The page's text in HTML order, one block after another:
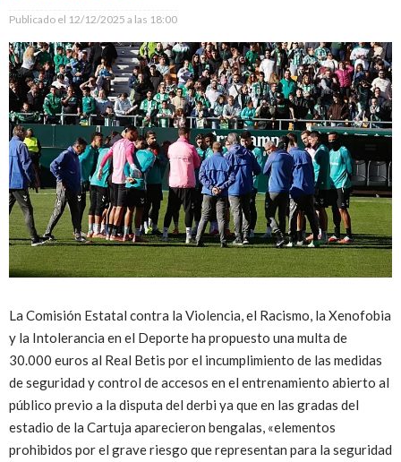
Publicado el 12/12/2025 a las 18:00
La Comisión Estatal contra la Violencia, el Racismo, la Xenofobia
y la Intolerancia en el Deporte ha propuesto una multa de
30.000 euros al Real Betis por el incumplimiento de las medidas
de seguridad y control de accesos en el entrenamiento abierto al
público previo a la disputa del derbi ya que en las gradas del
estadio de la Cartuja aparecieron bengalas, «elementos
prohibidos por el grave riesgo que representan para la seguridad